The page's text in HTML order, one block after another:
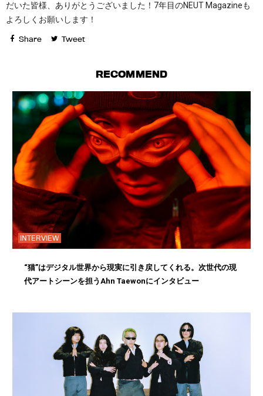
だいた皆様、ありがとうございました！7年目のNEUT Magazineも
よろしくお願いします！
Share Tweet
RECOMMEND
INTERVIEW
“猫”はデジタル世界から現実に引き戻してくれる。次世代の現
代アートシーンを担うAhn Taewonにインタビュー